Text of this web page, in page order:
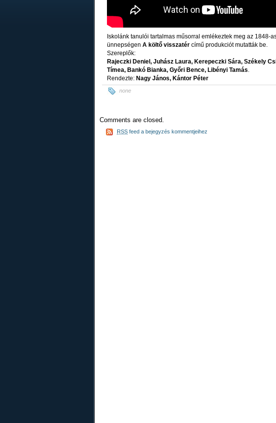
Iskolánk tanulói tartalmas műsorral emlékeztek meg az 1848-
ünnepségen A költő visszatér című produkciót mutatták be.
Szereplők:
Rajeczki Deniel, Juhász Laura, Kerepeczki Sára, Székely
Tímea, Bankó Bianka, Győri Bence, Libényi Tamás.
Rendezte: Nagy János, Kántor Péter
none
Comments are closed.
RSS feed a bejegyzés kommentjeihez